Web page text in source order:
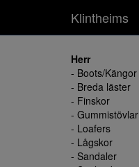
Klintheims
Herr
- Boots/Kängor
- Breda läster
- Finskor
- Gummistövlar
- Loafers
- Lågskor
- Sandaler